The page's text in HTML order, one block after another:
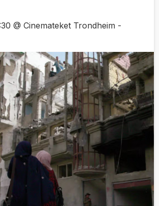
@ Cinemateket Trondheim -